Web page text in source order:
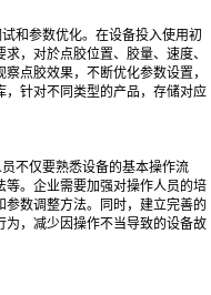
和参数优化。在设备投入使用初
，对於点胶位置、胶量、速度、
点胶效果，不断优化参数设置，
针对不同类型的产品，存储对应
不仅要熟悉设备的基本操作流
。企业需要加强对操作人员的培
数调整方法。同时，建立完善的
，减少因操作不当导致的设备故